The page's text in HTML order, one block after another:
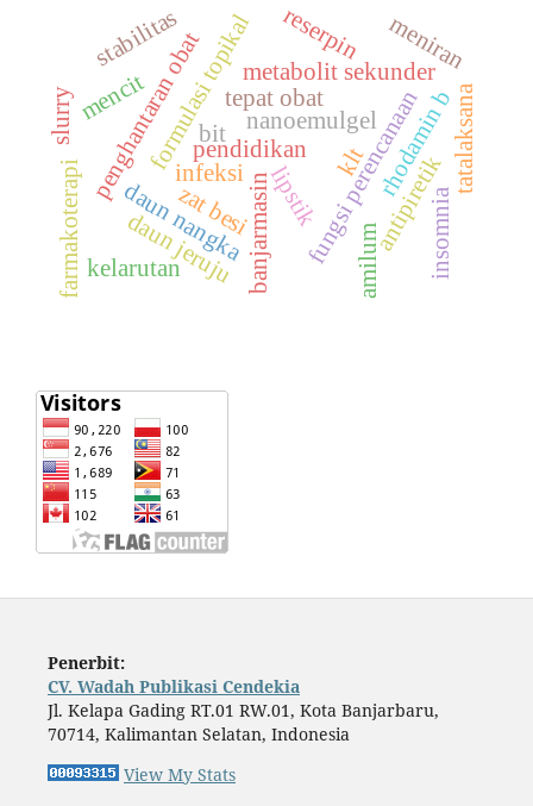
fungsi perencanaan
formulasi topikal
infeksi
metabolit sekunder
daun nangka
pendidikan
nanoemulgel
penghantaran obat rhodamin b
lipstik
banjarmasin
klt
reserpin
farmakoterapi
tatalaksana
antipiretik
mencit
daun jeruju
kelarutan
slurry
stabilitas
amilum
meniran
insomnia
tepat obat
bit
zat besi
Penerbit:
CV. Wadah Publikasi Cendekia
Jl. Kelapa Gading RT.01 RW.01, Kota Banjarbaru,
70714, Kalimantan Selatan, Indonesia
View My Stats